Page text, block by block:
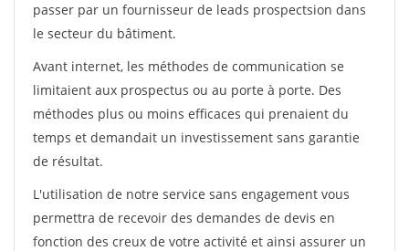
passer par un fournisseur de leads prospectsion dans
le secteur du bâtiment.
Avant internet, les méthodes de communication se
limitaient aux prospectus ou au porte à porte. Des
méthodes plus ou moins efficaces qui prenaient du
temps et demandait un investissement sans garantie
de résultat.
L'utilisation de notre service sans engagement vous
permettra de recevoir des demandes de devis en
fonction des creux de votre activité et ainsi assurer un